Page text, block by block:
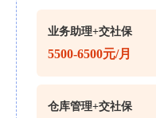
业务助理+交社保
5500-6500元/月
仓库管理+交社保